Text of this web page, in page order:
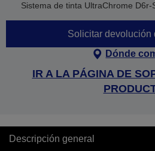
Sistema de tinta UltraChrome
Solicitar devolución
Dónde
IR A LA PÁGINA DE
Descripción general